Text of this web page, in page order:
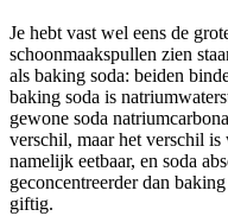
Je hebt vast wel eens de
schoonmaakspullen zien
als baking soda: beiden
baking soda is
gewone soda
verschil, maar het verschil
namelijk eetbaar, en soda
geconcentreerder dan
giftig.